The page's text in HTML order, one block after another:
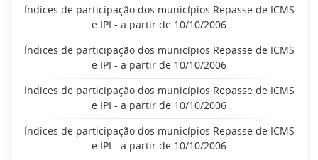
Índices de participação dos municípios Repasse de ICMS
e IPI - a partir de 10/10/2006
Índices de participação dos municípios Repasse de ICMS
e IPI - a partir de 10/10/2006
Índices de participação dos municípios Repasse de ICMS
e IPI - a partir de 10/10/2006
Índices de participação dos municípios Repasse de ICMS
e IPI - a partir de 10/10/2006